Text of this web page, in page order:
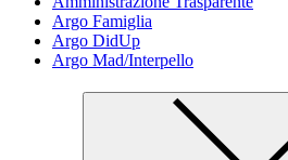
Argo Famiglia
Argo DidUp
Argo Mad/Interpello